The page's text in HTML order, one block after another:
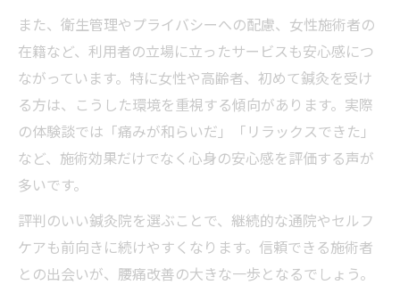
また、衛生管理やプライバシーへの配慮、女性施術者の
在籍など、利用者の立場に立ったサービスも安心感につ
ながっています。特に女性や高齢者、初めて鍼灸を受け
る方は、こうした環境を重視する傾向があります。実際
の体験談では「痛みが和らいだ」「リラックスできた」
など、施術効果だけでなく心身の安心感を評価する声が
多いです。
評判のいい鍼灸院を選ぶことで、継続的な通院やセルフ
ケアも前向きに続けやすくなります。信頼できる施術者
との出会いが、腰痛改善の大きな一歩となるでしょう。